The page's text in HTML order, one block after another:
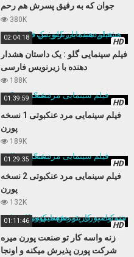
جوان که به رفیق پسرش هم رحم
نمیکنه
380K
HD
02:04:18
فیلم سینمایی گلو : یک داستان هشدار
دهنده با زیرنویس فارسی
188K
HD
01:39:59
فیلم سینمایی مرد عنکبوتی 1 نسخه
پورن
189K
HD
01:29:35
فیلم سینمایی مرد عنکبوتی 2 نسخه
پورن
132K
HD
01:11:46
زنه واسه کار تو صنعت پورن میره
شرکت پورن پذیرش میکنه و اونجا